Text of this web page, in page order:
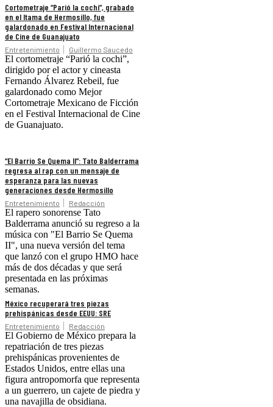
Cortometraje “Parió la cochi”, grabado
en el Itama de Hermosillo, fue
galardonado en Festival Internacional
de Cine de Guanajuato
Entretenimiento Guillermo Saucedo
El cortometraje “Parió la cochi”,
dirigido por el actor y cineasta
Fernando Álvarez Rebeil, fue
galardonado como Mejor
Cortometraje Mexicano de Ficción
en el Festival Internacional de Cine
de Guanajuato.
“El Barrio Se Quema II”: Tato Balderrama
regresa al rap con un mensaje de
esperanza para las nuevas
generaciones desde Hermosillo
Entretenimiento Redacción
El rapero sonorense Tato
Balderrama anunció su regreso a la
música con "El Barrio Se Quema
II", una nueva versión del tema
que lanzó con el grupo HMO hace
más de dos décadas y que será
presentada en las próximas
semanas.
México recuperará tres piezas
prehispánicas desde EEUU: SRE
Entretenimiento Redacción
El Gobierno de México prepara la
repatriación de tres piezas
prehispánicas provenientes de
Estados Unidos, entre ellas una
figura antropomorfa que representa
a un guerrero, un cajete de piedra y
una navajilla de obsidiana.